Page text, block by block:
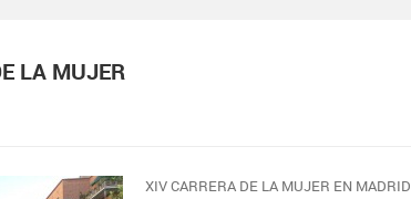
LA MUJER
XIV CARRERA DE LA MUJER EN MADRID